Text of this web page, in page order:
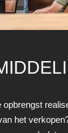
opbrengst
het